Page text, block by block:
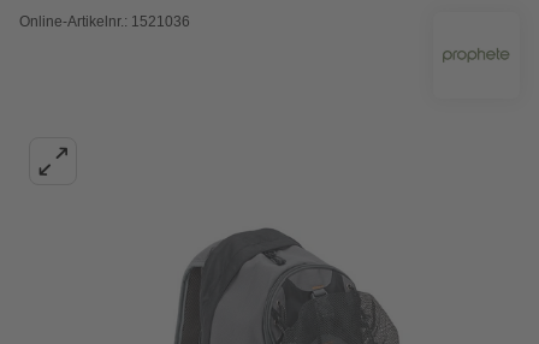
Online-Artikelnr.: 1521036